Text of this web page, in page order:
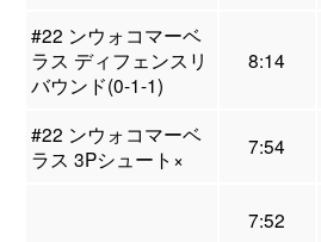
#22 ンウォコマーベ
ラス ディフェンスリ
バウンド(0-1-1)
8:14
#22 ンウォコマーベ
ラス 3Pシュート×
7:54
7:52